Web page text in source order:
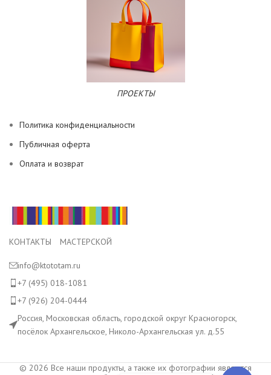
ПРОЕКТЫ
Политика конфиденциальности
Публичная оферта
Оплата и возврат
КОНТАКТЫ МАСТЕРСКОЙ
info@ktototam.ru
+7 (495) 018-1081
+7 (926) 204-0444
Россия, Московская область, городской округ Красногорск,
посёлок Архангельское, Николо-Архангельская ул. д.55
© 2026 Все наши продукты, а также их фотографии являются